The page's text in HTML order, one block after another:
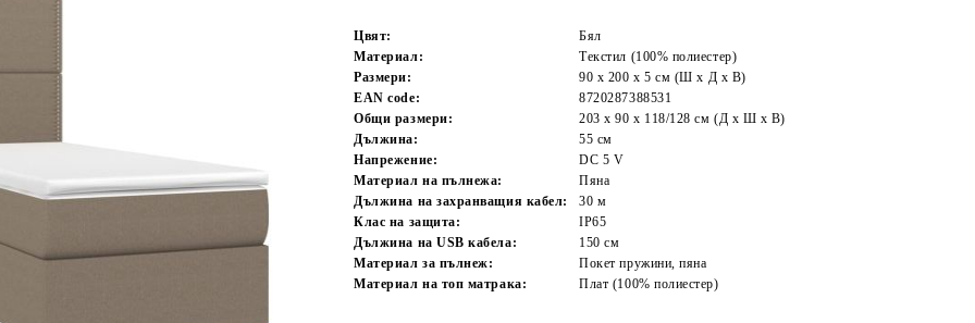
Цвят:
Бял
Материал:
Текстил (100% полиестер)
Размери:
90 x 200 x 5 см (Ш x Д x В)
EAN code:
8720287388531
Общи размери:
203 x 90 x 118/128 см (Д x Ш x В)
Дължина:
55 см
Напрежение:
DC 5 V
Материал на пълнежа:
Пяна
Дължина на захранващия кабел:
30 м
Клас на защита:
IP65
Дължина на USB кабела:
150 см
Материал за пълнеж:
Покет пружини, пяна
Материал на топ матрака:
Плат (100% полиестер)